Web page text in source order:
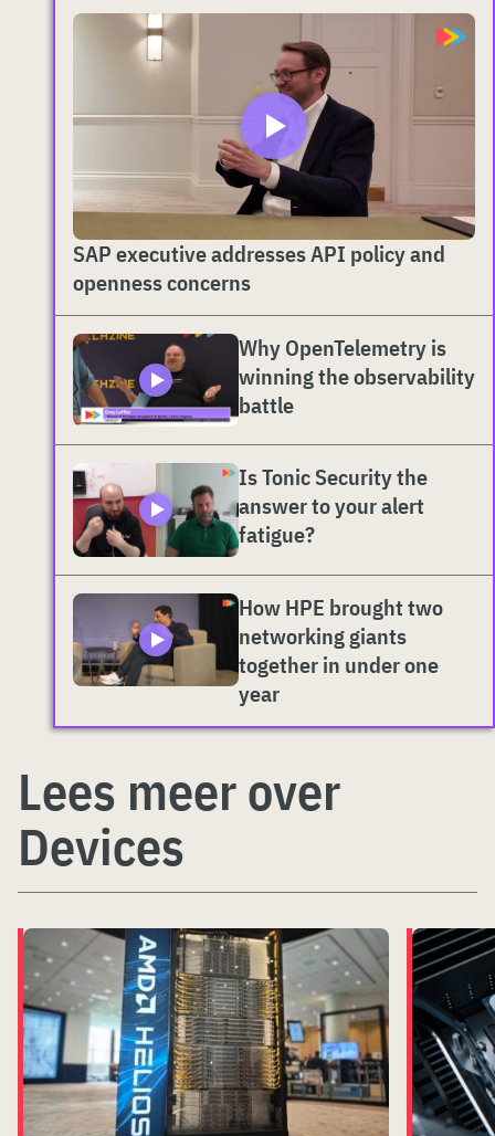
SAP executive addresses API policy and
openness concerns
Why OpenTelemetry is
winning the observability
battle
Is Tonic Security the
answer to your alert
fatigue?
How HPE brought two
networking giants
together in under one
year
Lees meer over
Devices